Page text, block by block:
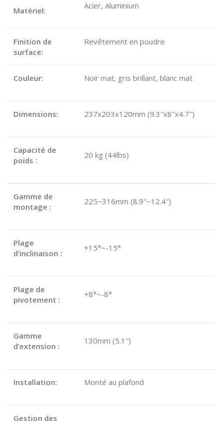
Matériel: Acier, Aluminium
Finition de
surface:
Revêtement en poudre
Couleur: Noir mat, gris brillant, blanc mat
Dimensions: 237x203x120mm (9.3″x8″x4.7″)
Capacité de
poids :
20 kg (44lbs)
Gamme de
montage :
225~316mm (8.9″~12.4″)
Plage
d’inclinaison :
+15°~-15°
Plage de
pivotement :
+8°~-8°
Gamme
d’extension :
130mm (5.1″)
Installation: Monté au plafond
Gestion des